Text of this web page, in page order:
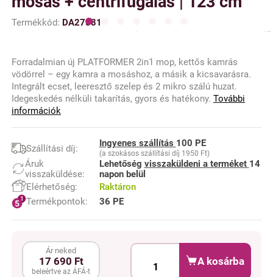
Termékkód: DA27581
Forradalmian új PLATFORMER 2in1 mop, kettős kamrás
vödörrel – egy kamra a mosáshoz, a másik a kicsavarásra.
Integrált ecset, leeresztő szelep és 2 mikro szálú huzat.
Idegeskedés nélküli takarítás, gyors és hatékony. További
információk
Szállítási díj: Ingyenes szállítás 100 PE
(a szokásos szállítási díj 1950 Ft)
Áruk
visszaküldése:
Lehetőség visszaküldeni a terméket 14
napon belül
Elérhetőség:
Raktáron
Termékpontok:
36 PE
Ár neked
17 690 Ft
beleértve az ÁFÁ-t
A kosárba